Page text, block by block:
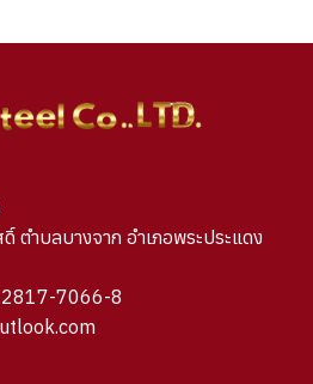
ำบลบางจาก อำเภอพระประแดง
7066-8